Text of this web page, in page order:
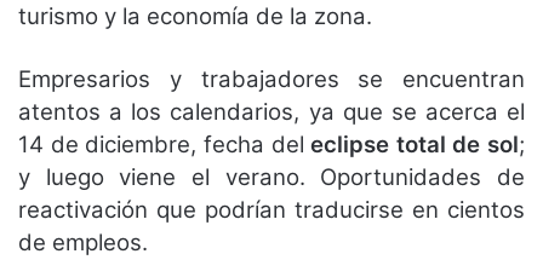
turismo y la economía de la zona.
Empresarios y trabajadores se encuentran
atentos a los calendarios, ya que se acerca el
14 de diciembre, fecha deleclipse total de sol;
y luego viene el verano. Oportunidades de
reactivación que podrían traducirse en cientos
de empleos.